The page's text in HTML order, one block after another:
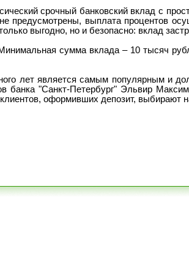
срочный банковский вклад с
предусмотрены, выплата процентов
выгодно, но и безопасно: вклад
сумма вклада – 10 тысяч
лет является самым популярным и
банка "Санкт-Петербург" Эльвир
оформивших депозит, выбирают